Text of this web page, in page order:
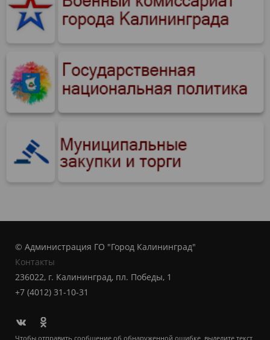
© Администрация ГО "Город Калининград"
Контакты
236022, г. Калининград, пл. Победы, 1
+7 (4012) 31-10-31
Чтобы отправить сообщение об обнаруженной ошибке, выделите текст